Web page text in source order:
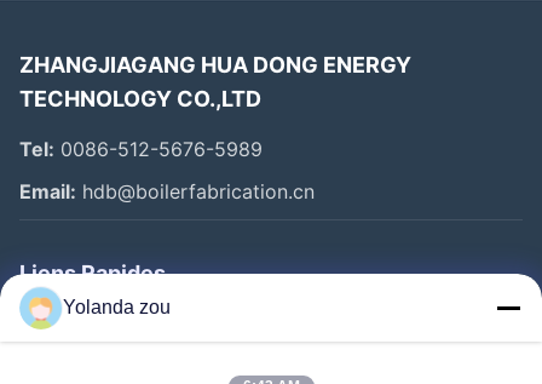
ZHANGJIAGANG HUA DONG ENERGY
TECHNOLOGY CO.,LTD
Tel: 0086-512-5676-5989
Email: hdb@boilerfabrication.cn
Liens Rapides
Maison
Yolanda zou